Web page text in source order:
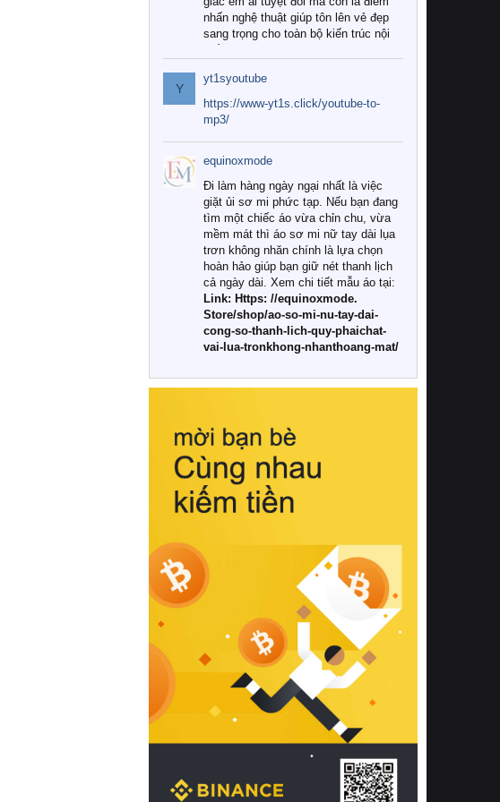
nhấn nghệ thuật giúp tôn lên vẻ đẹp
sang trọng cho toàn bộ kiến trúc nội
Tuy nhiên, giữa thị trường đa dạng
với vô vàn thương hiệu và mẫu mã
như hiện nay, làm thế nào để chọn
được những bộ chăn ga gối đệm cao
cấp thực sự chất lượng, phù hợp với
khí hậu và nhu cầu sử dụng của gia
đình? Hãy cùng chúng tôi đi tìm lời
giải đáp chi tiết qua bài viết dưới đây.
1. Tại sao các gia đình hiện đại lại ưa
chuộng chăn ga gối đệm cao cấp?
Khác với các dòng sản phẩm thông
thường, những bộ chăn ga gối đệm
cao cấp trải qua quy trình sản xuất
nghiêm ngặt từ khâu chọn lọc nguyên
liệu tự nhiên đến công nghệ dệt
nhuộm hiện đại không chứa hóa chất
này, bạn sẽ cảm nhận rõ rệt sự khác
hồi chuẩn xác của phần đệm nâng đỡ
cột sống.
Bên cạnh đó, việc lựa chọn các dòng
sản phẩm đạt chuẩn chất lượng quốc
tế còn giúp ngăn ngừa tình trạng kích
khuẩn và nấm mốc trong điều kiện
thời tiết nóng ẩm. Bạn có thể tìm hiểu
thêm các nghiên cứu khoa học về tác
động của giấc ngủ và môi trường
phòng ngủ đối với sức khỏe con
người tại Sleep Foundation (External
Link) để có cái nhìn toàn diện hơn.
2. Các tiêu chí vàng khi lựa chọn
chăn ga gối đệm cao cấp cho phòng
ngủ
Để sở hữu một bộ chăn ga gối đệm
cao cấp hoàn hảo cả về thẩm mỹ lẫn
công năng, người tiêu dùng cần cân
nhắc kỹ lưỡng các tiêu chí quan trọng
Y
yt1syoutube
https://www-yt1s.click/youtube-to-
mp3/
equinoxmode
Đi làm hàng ngày ngại nhất là việc
giặt ủi sơ mi phức tạp. Nếu bạn đang
tìm một chiếc áo vừa chỉn chu, vừa
mềm mát thì áo sơ mi nữ tay dài lụa
trơn không nhăn chính là lựa chọn
hoàn hảo giúp bạn giữ nét thanh lịch
cả ngày dài. Xem chi tiết mẫu áo tại:
Link: Https: //equinoxmode.
Store/shop/ao-so-mi-nu-tay-dai-
cong-so-thanh-lich-quy-phaichat-
vai-lua-tronkhong-nhanthoang-mat/